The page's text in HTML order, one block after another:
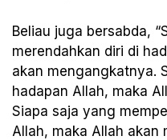
Beliau juga bersabda, “Siapa saja yang
merendahkan diri di
akan mengangkatnya.
hadapan Allah, maka
Siapa saja yang
Allah, maka Allah akan